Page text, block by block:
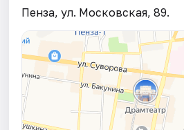
Пенза, ул. Московская, 89.